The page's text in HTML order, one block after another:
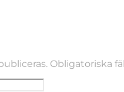
Obligatoriska